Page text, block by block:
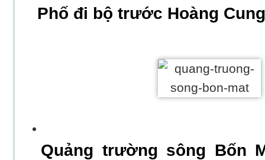
Phố đi bộ trước Hoàng Cung
Quảng trường sông Bốn